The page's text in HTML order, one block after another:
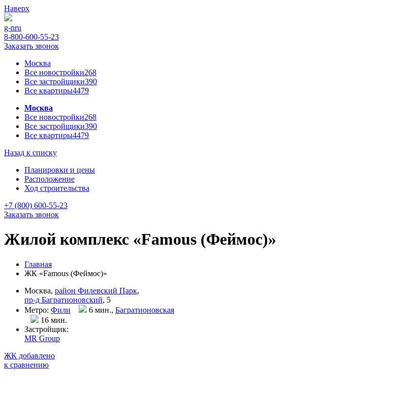
Наверх
g-nru
8-800-600-55-23
Заказать звонок
Москва
Все новостройки268
Все застройщики390
Все квартиры4479
Москва
Все новостройки268
Все застройщики390
Все квартиры4479
Назад к списку
Планировки и цены
Расположение
Ход строительства
+7 (800) 600-55-23
Заказать звонок
Жилой комплекс «Famous (Феймос)»
Главная
ЖК «Famous (Феймос)»
Москва, район Филевский Парк,
пр-д Багратионовский, 5
Метро: Фили 6 мин., Багратионовская
16 мин.
Застройщик:
MR Group
ЖК добавлено
к сравнению